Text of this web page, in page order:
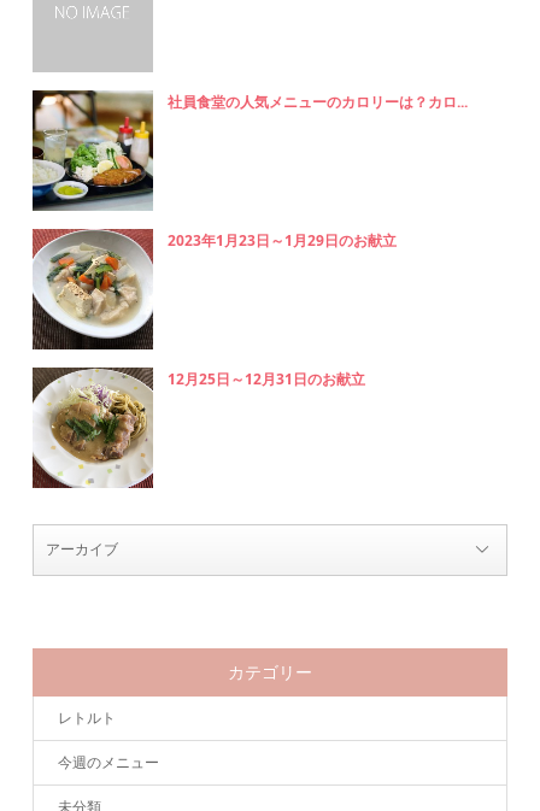
社員食堂の人気メニューのカロリーは？カロ...
2023年1月23日～1月29日のお献立
12月25日～12月31日のお献立
カテゴリー
レトルト
今週のメニュー
未分類